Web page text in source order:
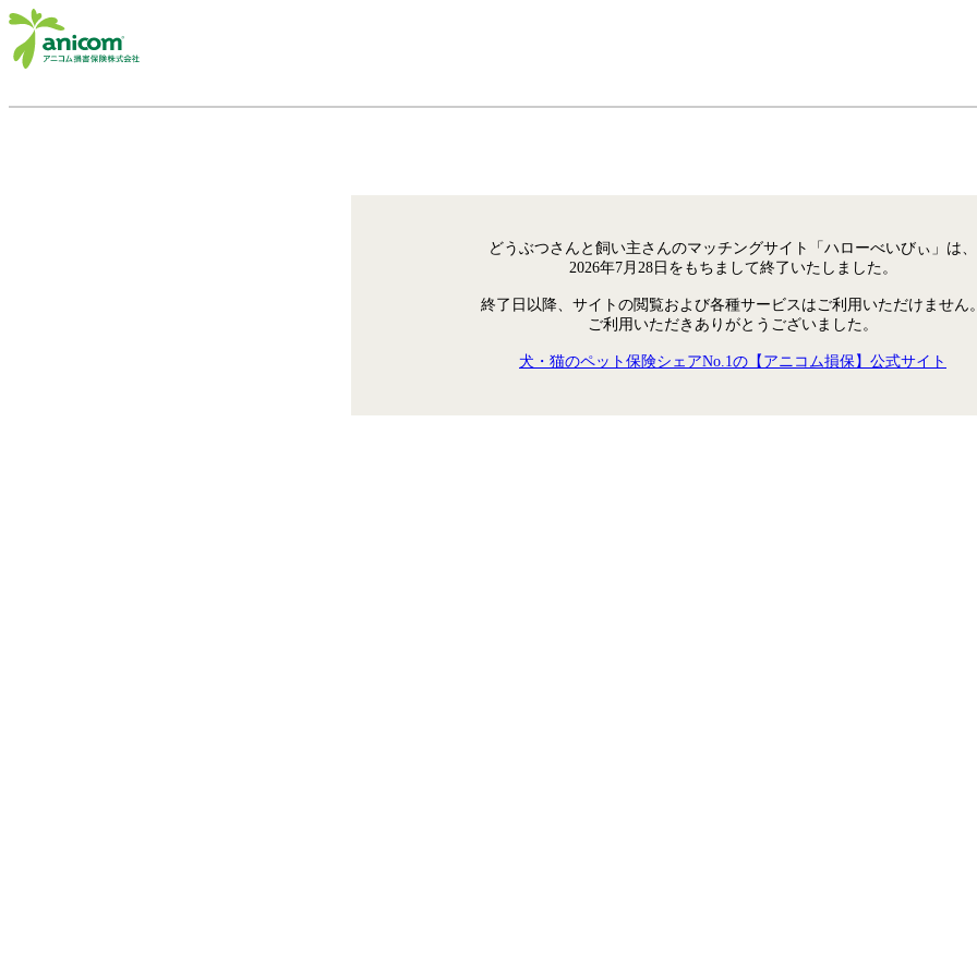
どうぶつさんと飼い主さんのマッチングサイト「ハローべいびぃ」は、
2026年7月28日をもちまして終了いたしました。
終了日以降、サイトの閲覧および各種サービスはご利用いただけません
ご利用いただきありがとうございました。
犬・猫のペット保険シェアNo.1の【アニコム損保】公式サイト